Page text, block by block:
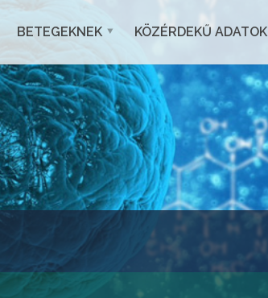
BETEGEKNEK KÖZÉRDEKŰ ADATOK